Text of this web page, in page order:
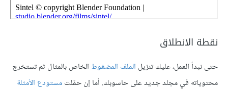
نقطة الانطلاق
حتى نبدأ العمل، عليك تنزيل الملف المضغوطالخاص بالمثال ثم تستخرج
محتوياته في مجلد جديد على حاسوبك. أما إن حمّلتمستودع اﻷمثلة